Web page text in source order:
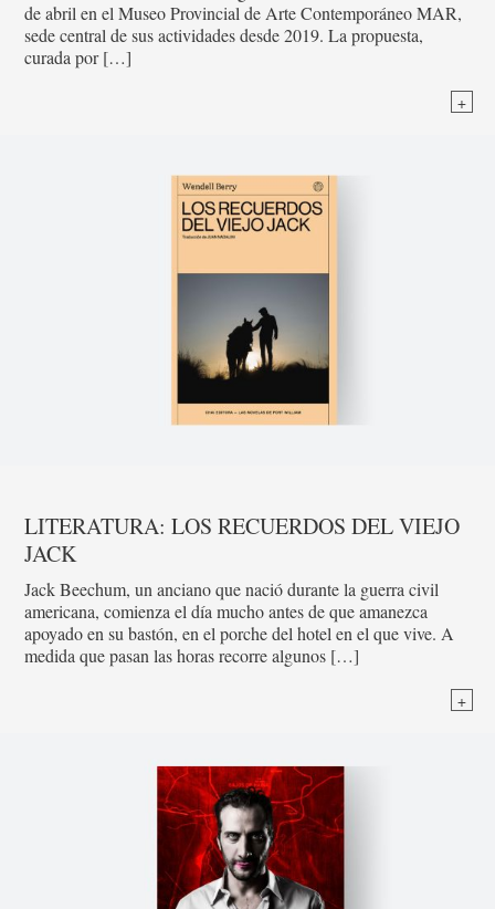
de abril en el Museo Provincial de Arte Contemporáneo MAR,
sede central de sus actividades desde 2019. La propuesta,
curada por […]
+
LITERATURA: LOS RECUERDOS DEL VIEJO
JACK
Jack Beechum, un anciano que nació durante la guerra civil
americana, comienza el día mucho antes de que amanezca
apoyado en su bastón, en el porche del hotel en el que vive. A
medida que pasan las horas recorre algunos […]
+